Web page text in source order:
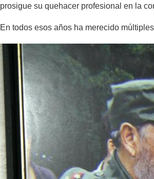
prosigue su quehacer profesional en la
En todos esos años ha merecido